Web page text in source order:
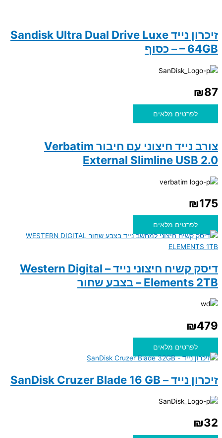
זיכרון נייד Sandisk Ultra Dual Drive Luxe
– 64GB – כסוף
₪87
לפרטים מלאים
צורב נייד חיצוני עם חיבור Verbatim
External Slimline USB 2.0
₪175
לפרטים מלאים
דיסק קשיח חיצוני נייד – Western Digital
Elements 2TB – בצבע שחור
₪479
לפרטים מלאים
זיכרון נייד – SanDisk Cruzer Blade 16 GB
₪32